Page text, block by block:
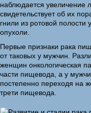
наблюдается увеличение
свидетельствует об их
гнили из ротовой полости
опухоли.
Первые признаки рака
от таковых у мужчин.
женщин онкологическая
части пищевода, а у
постепенно переходя на
трети пищевода.